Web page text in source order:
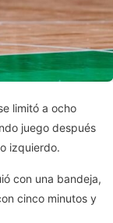
limitó a ocho
juego después
izquierdo.
con una bandeja,
cinco minutos y